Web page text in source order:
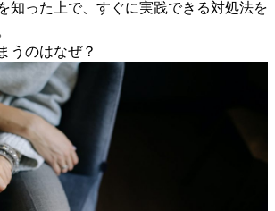
知った上で、すぐに実践できる対処法を
うのはなぜ？